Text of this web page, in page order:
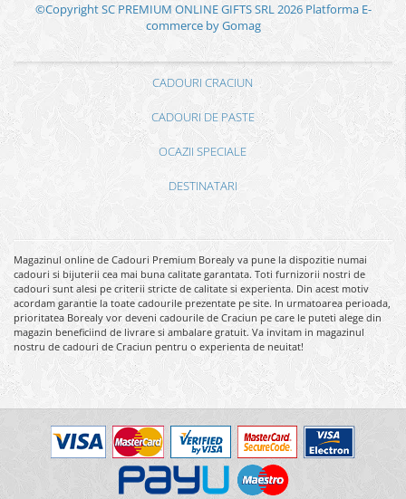
©Copyright SC PREMIUM ONLINE GIFTS SRL 2026 Platforma E-
commerce by Gomag
CADOURI CRACIUN
CADOURI DE PASTE
OCAZII SPECIALE
DESTINATARI
Magazinul online de Cadouri Premium Borealy va pune la dispozitie numai
cadouri si bijuterii cea mai buna calitate garantata. Toti furnizorii nostri de
cadouri sunt alesi pe criterii stricte de calitate si experienta. Din acest motiv
acordam garantie la toate cadourile prezentate pe site. In urmatoarea perioada,
prioritatea Borealy vor deveni cadourile de Craciun pe care le puteti alege din
magazin beneficiind de livrare si ambalare gratuit. Va invitam in magazinul
nostru de cadouri de Craciun pentru o experienta de neuitat!